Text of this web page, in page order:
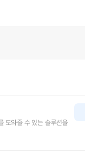
도와줄 수 있는 솔루션을